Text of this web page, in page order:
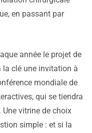
en passant par
année le projet de
la clé une invitation à
mondiale de
qui se tiendra
vitrine de choix
simple : et si la